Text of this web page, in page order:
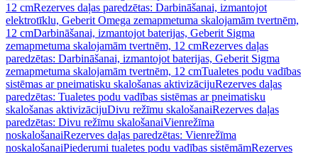
12 cmRezerves daļas paredzētas: Darbināšanai, izmantojot
elektrotīklu, Geberit Omega zemapmetuma skalojamām tvertnēm,
12 cmDarbināšanai, izmantojot baterijas, Geberit Sigma
zemapmetuma skalojamām tvertnēm, 12 cmRezerves daļas
paredzētas: Darbināšanai, izmantojot baterijas, Geberit Sigma
zemapmetuma skalojamām tvertnēm, 12 cmTualetes podu vadības
sistēmas ar pneimatisku skalošanas aktivizācijuRezerves daļas
paredzētas: Tualetes podu vadības sistēmas ar pneimatisku
skalošanas aktivizācijuDivu režīmu skalošanaiRezerves daļas
paredzētas: Divu režīmu skalošanaiVienrežīma
noskalošanaiRezerves daļas paredzētas: Vienrežīma
noskalošanaiPiederumi tualetes podu vadības sistēmāmRezerves